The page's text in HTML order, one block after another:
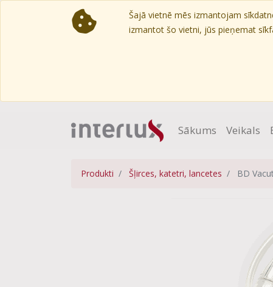
Šajā vietnē mēs izmantojam
izmantot šo vietni, jūs pieņemat
Sākums Veikals
Produkti Šļirces, katetri, lancetes BD